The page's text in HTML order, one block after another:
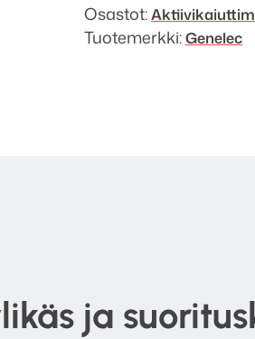
Osastot:
Tuotemerkki:Genelec
ja